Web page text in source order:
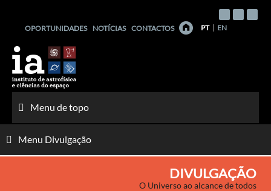
conteúdo
OPORTUNIDADES NOTÍCIAS CONTACTOS PT EN
Menu de topo
Menu Divulgação
DIVULGAÇÃO
O Universo ao alcance de todos